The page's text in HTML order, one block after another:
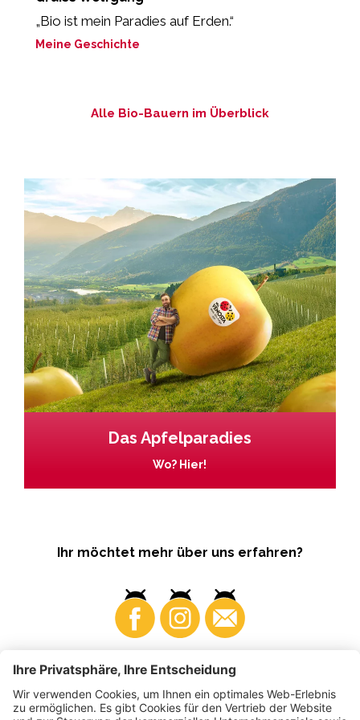
„Bio ist mein Paradies auf Erden.“
Meine Geschichte
Alle Bio-Bauern im Überblick
Das Apfelparadies
Wo? Hier!
Ihr möchtet mehr über uns erfahren?
Business Produzenten